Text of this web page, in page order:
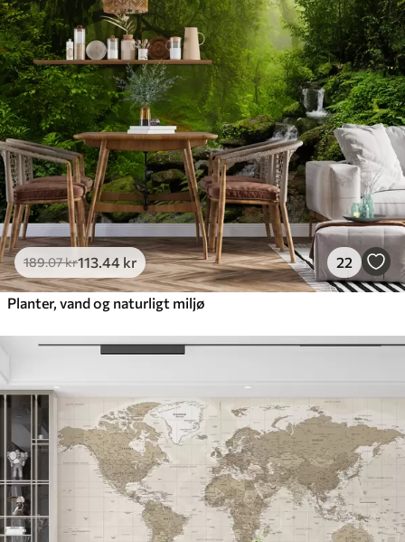
189.07kr113 .44 kr 22
Planter, vand og naturligt miljø